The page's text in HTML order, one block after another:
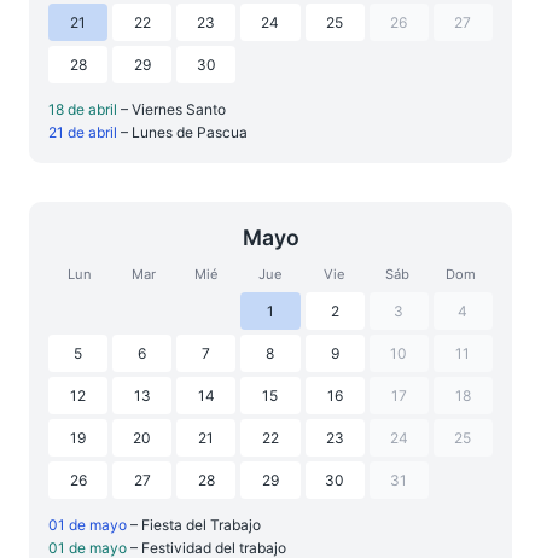
21 22 23 24 25 26 27
28 29 30
18 de abril – Viernes Santo
21 de abril – Lunes de Pascua
Mayo
Lun Mar Mié Jue Vie Sáb Dom
1 2 3 4
5 6 7 8 9 10 11
12 13 14 15 16 17 18
19 20 21 22 23 24 25
26 27 28 29 30 31
01 de mayo – Fiesta del Trabajo
01 de mayo – Festividad del trabajo